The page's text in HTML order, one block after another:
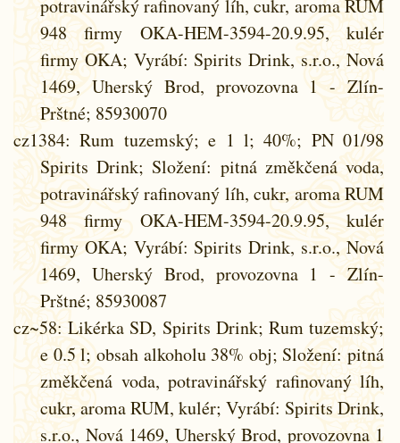
potravinářský rafinovaný líh, cukr, aroma RUM
948 firmy OKA-HEM-3594-20.9.95, kulér
firmy OKA; Vyrábí: Spirits Drink, s.r.o., Nová
1469, Uherský Brod, provozovna 1 - Zlín-
Prštné; 85930070
cz1384: Rum tuzemský; e 1 l; 40%; PN 01/98
Spirits Drink; Složení: pitná změkčená voda,
potravinářský rafinovaný líh, cukr, aroma RUM
948 firmy OKA-HEM-3594-20.9.95, kulér
firmy OKA; Vyrábí: Spirits Drink, s.r.o., Nová
1469, Uherský Brod, provozovna 1 - Zlín-
Prštné; 85930087
cz~58: Likérka SD, Spirits Drink; Rum tuzemský;
e 0.5 l; obsah alkoholu 38% obj; Složení: pitná
změkčená voda, potravinářský rafinovaný líh,
cukr, aroma RUM, kulér; Vyrábí: Spirits Drink,
s.r.o., Nová 1469, Uherský Brod, provozovna 1